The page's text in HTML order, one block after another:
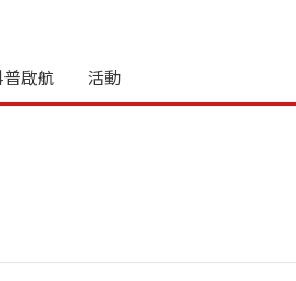
普啟航 活動